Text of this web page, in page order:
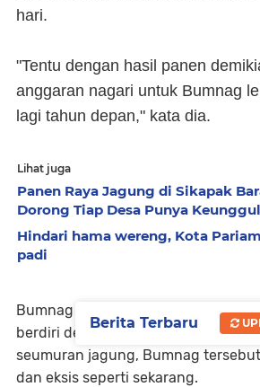
hari.
"Tentu dengan hasil panen
anggaran nagari untuk Bumnag
lagi tahun depan," kata dia.
Lihat juga
Panen Raya Jagung di Sikapak
Dorong Tiap Desa Punya
Hindari hama wereng, Kota
padi
Bumnag Pakandangan Emas
berdiri dengan modal awal sebesar
seumuran jagung, Bumnag
dan eksis seperti sekarang.
Berita Terbaru